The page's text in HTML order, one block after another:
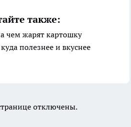
также:
чем жарят картошку
полезнее и вкуснее
отключены.